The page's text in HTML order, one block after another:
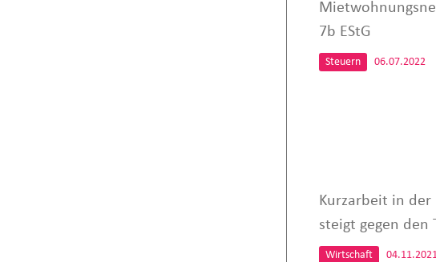
7b EStG
Steuern 06.07.2022
Kurzarbeit in
steigt gegen den
Wirtschaft